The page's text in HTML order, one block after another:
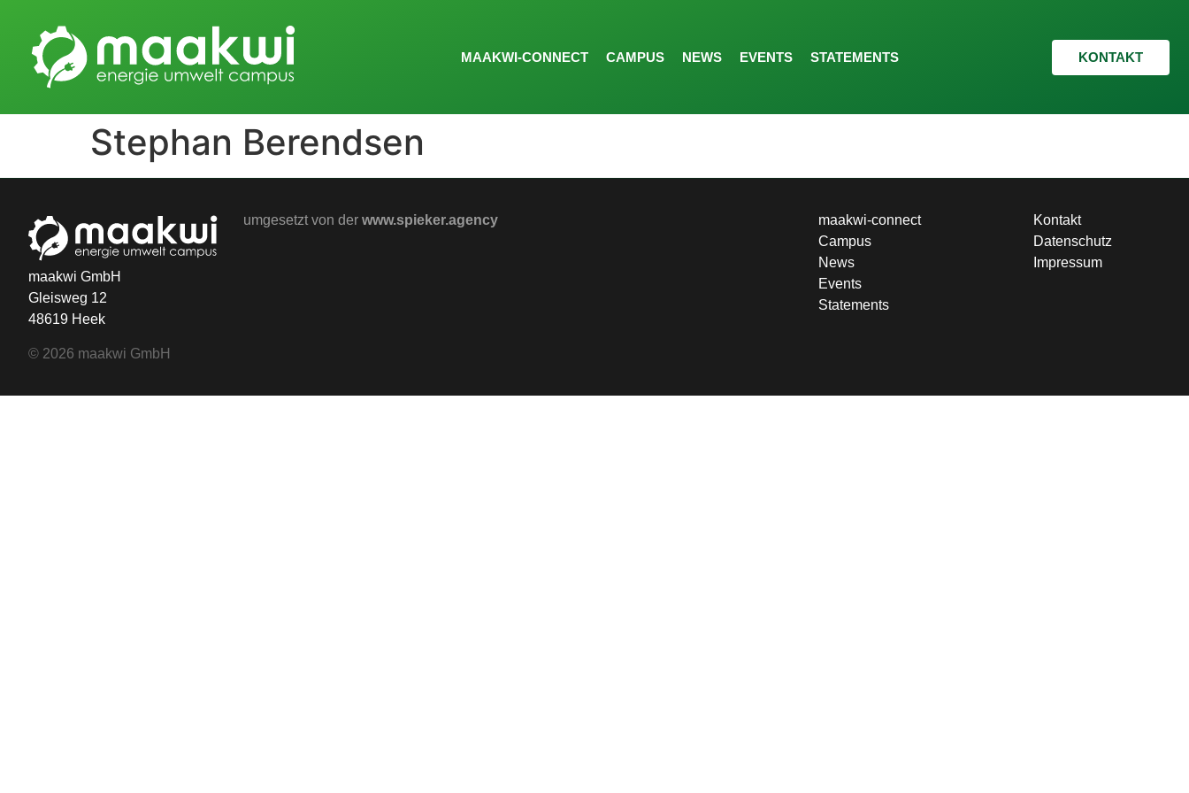
MAAKWI-CONNECT CAMPUS NEWS EVENTS STATEMENTS KONTAKT
Stephan Berendsen
maakwi GmbH
Gleisweg 12
48619 Heek
© 2026 maakwi GmbH
umgesetzt von der www.spieker.agency
maakwi-connect
Campus
News
Events
Statements
Kontakt
Datenschutz
Impressum